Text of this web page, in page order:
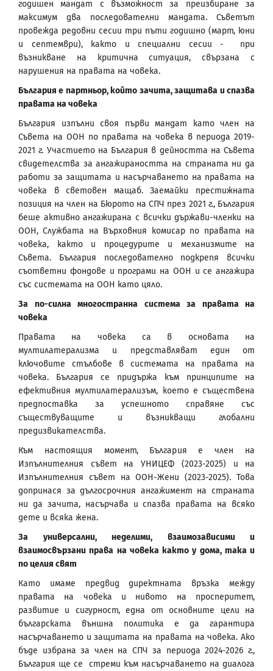
годишен мандат с възможност за преизбиране за
максимум два последователни мандата. Съветът
провежда редовни сесии три пъти годишно (март, юни
и септември), както и специални сесии - при
възникване на критична ситуация, свързана с
нарушения на правата на човека.
България е партньор, който зачита, защитава и спазва
правата на човека
България изпълни своя първи мандат като член на
Съвета на ООН по правата на човека в периода 2019-
2021 г. Участието на България в дейността на Съвета
свидетелства за ангажираността на страната ни да
работи за защитата и насърчаването на правата на
човека в световен мащаб. Заемайки престижната
позиция на член на Бюрото на СПЧ през 2021 г., България
беше активно ангажирана с всички държави-членки на
ООН, Службата на Върховния комисар по правата на
човека, както и процедурите и механизмите на
Съвета. България последователно подкрепя всички
съответни фондове и програми на ООН и се ангажира
със системата на ООН като цяло.
За по-силна многостранна система за правата на
човека
Правата на човека са в основата на
мултилатерализма и представляват един от
ключовите стълбове в системата на правата на
човека. България се придържа към принципите на
ефективния мултилатерализъм, което е съществена
предпоставка за успешното справяне със
съществуващите и възникващи глобални
предизвикателства.
Към настоящия момент, България е член на
Изпълнителния съвет на УНИЦЕФ (2023-2025) и на
Изпълнителния съвет на ООН-Жени (2023-2025). Това
допринася за дългосрочния ангажимент на страната
ни да зачита, насърчава и спазва правата на всяко
дете и всяка жена.
За универсални, неделими, взаимозависими и
взаимосвързани права на човекакакто у дома, така и
по целия свят
Като имаме предвид директната връзка между
правата на човека и нивото на просперитет,
развитие и сигурност, една от основните цели на
българската външна политика е да гарантира
насърчаването и защитата на правата на човека. Ако
бъде избрана за член на СПЧ за периода 2024-2026 г.,
България ще се стреми към насърчаването на диалога